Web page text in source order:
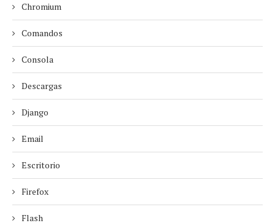
Chromium
Comandos
Consola
Descargas
Django
Email
Escritorio
Firefox
Flash